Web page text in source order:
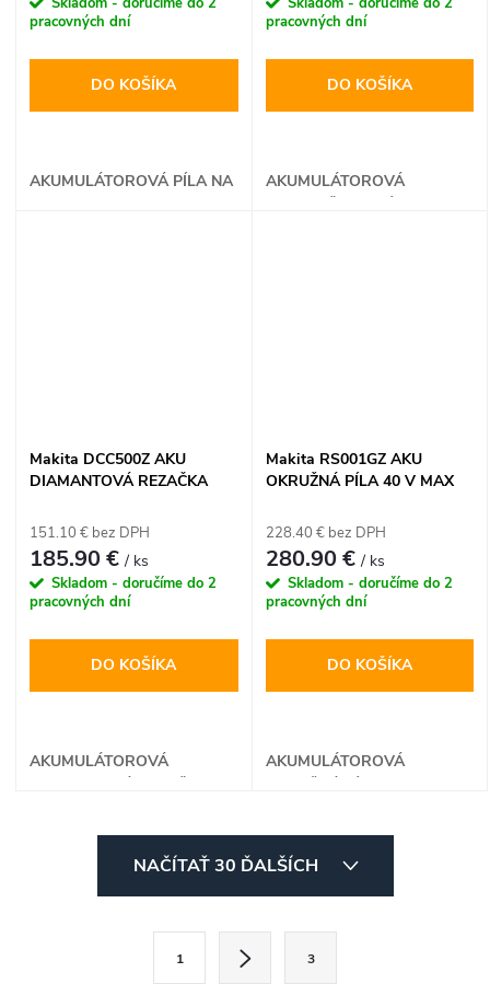
pracovných dní
DO KOŠÍKA
AKUMULÁTOROVÁ PÍLA NA
pracovných dní
DO KOŠÍKA
AKUMULÁTOROVÁ
Makita DCC500Z AKU
DIAMANTOVÁ REZAČKA
151.10 € bez DPH
185.90 €/ ks
Skladom - doručíme do 2
pracovných dní
DO KOŠÍKA
AKUMULÁTOROVÁ
Makita RS001GZ AKU
OKRUŽNÁ PÍLA 40 V MAX
228.40 € bez DPH
280.90 €/ ks
Skladom - doručíme do 2
pracovných dní
DO KOŠÍKA
AKUMULÁTOROVÁ
NAČÍTAŤ 30 ĎALŠÍCH
1 3